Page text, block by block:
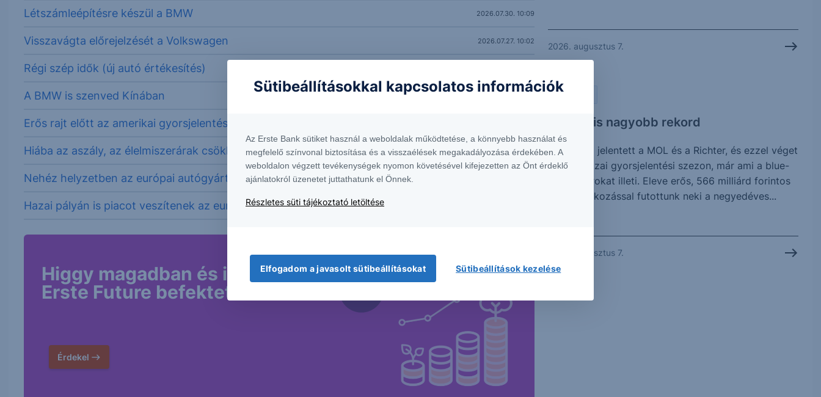
Létszámleépítésre készül a BMW 2026.07.30. 10:09
Visszavágta előrejelzését a Volkswagen 2026.07.27. 10:02
Régi szép idők (új autó értékesítés)
A BMW is szenved Kínában
Erős rajt előtt az amerikai gyorsjelentési szezon
Hiába az aszály, az élelmiszerárak csökkennek – óriási bajban a Volkswagen 2026.07.01. 16:01
Nehéz helyzetben az európai autógyártók
Hazai pályán is piacot veszítenek az európai gyártók
Higgy magadban és indíts
Erste Future befektetést!
Érdekel
2026. augusztus 7.
Vártnál is nagyobb rekord
PIACI HÍREK
Ma reggel jelentett a MOL és a Richter, és ezzel véget
is ért a hazai gyorsjelentési szezon, már ami a blue-
chip papírokat illeti. Eleve erős, 566 milliárd forintos
profitvárakozással futottunk neki a negyedéves...
2026. augusztus 7.
Sütibeállításokkal kapcsolatos információk
Az Erste Bank sütiket használ a weboldalak működtetése, a könnyebb használat és
megfelelő színvonal biztosítása és a visszaélések megakadályozása érdekében. A
weboldalon végzett tevékenységek nyomon követésével kifejezetten az Önt érdeklő
ajánlatokról üzenetet juttathatunk el Önnek.
Részletes süti tájékoztató letöltése
Elfogadom a javasolt sütibeállításokat Sütibeállítások kezelése